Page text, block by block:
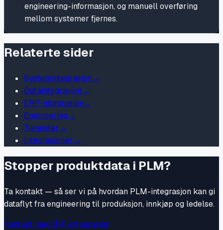
engineering-informasjon, og manuell overføring
mellom systemer fjernes.
Relaterte sider
Systemintegrasjon→
Dataintegrasjon→
ERP-integrasjon→
Engineering→
Tjenester→
Integrasjoner→
Stopper produktdata i PLM?
Ta kontakt — så ser vi på hvordan PLM-integrasjon kan gi
dataflyt fra engineering til produksjon, innkjøp og ledelse.
Kontakt megERP-integrasjon